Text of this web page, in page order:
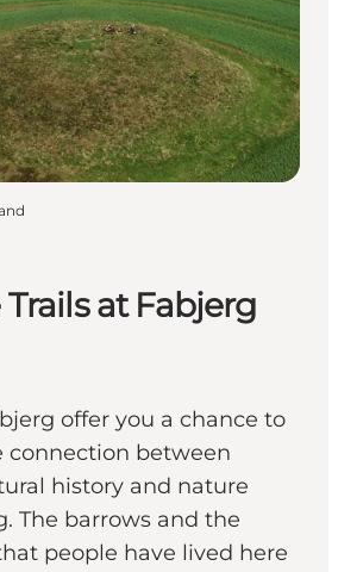
Trails at Fabjerg
offer you a chance to
connection between
history and nature
The barrows and the
people have lived here